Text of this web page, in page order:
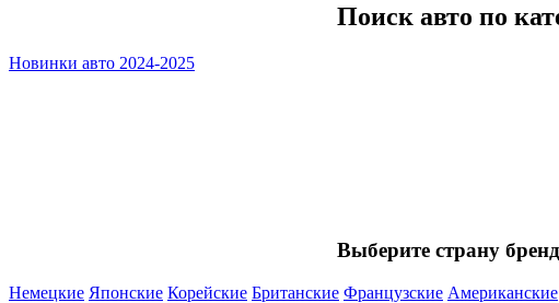
Поиск авто по
Новинки авто 2024-2025
Выберите страну
Немецкие Японские Корейские Британские Французские Американские